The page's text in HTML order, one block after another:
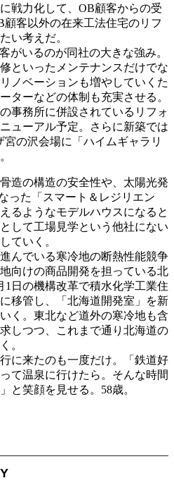
戦力化して、OB顧客からの受
客以外の在来工法住宅のリフ
い考えだ。
がいるのが同社の大きな強み。
といったメンテナンスだけでな
ノベーションも増やしていくた
ターなどの体制も充実させる。
事務所に併設されているリフォ
ューアル予定。さらに新築では
の沢会場に「ハイムギャラリ
造の構造の安全性や、太陽光発
った「スマート＆レジリエン
るようなモデルハウスになると
して工場見学という他社にない
ていく。
んでいる寒冷地の断熱性能競争
向けの商品開発を担っている北
1日の機構改革で積水化学工業住
移管し、「北海道開発室」を新
く。東北など道外の寒冷地も含
しつつ、これまで通り北海道の
。
に来たのも一度だけ。「鉄道好
て温泉に行けたら。そんな時間
と笑顔を見せる。58歳。